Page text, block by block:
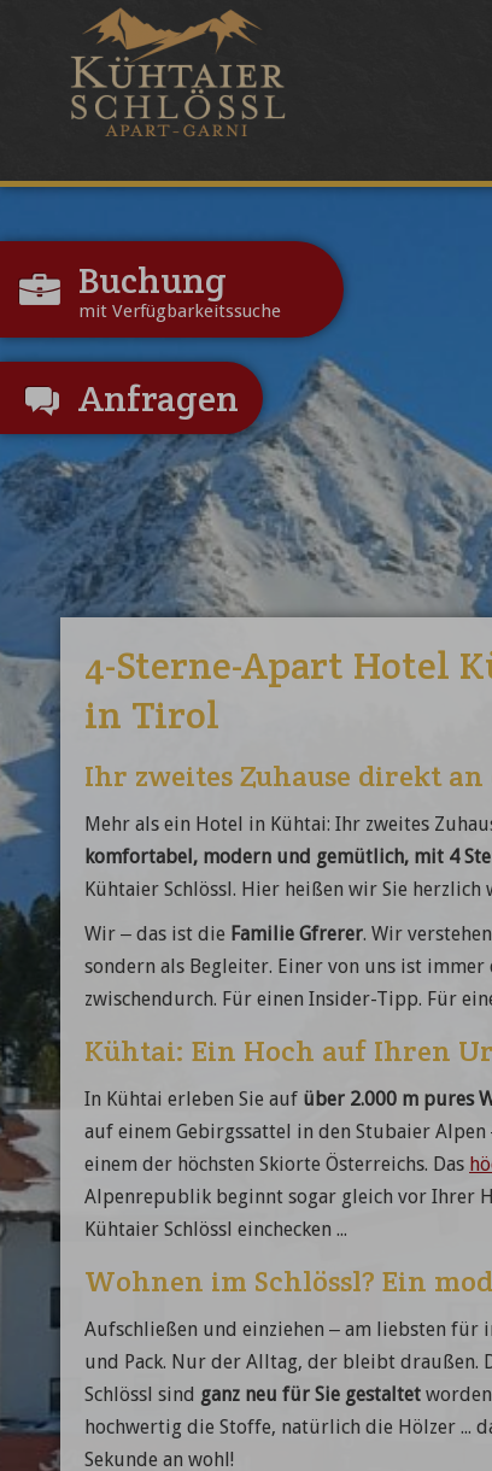
Buchung
mit Verfügbarkeitssuche
Anfragen
4-Sterne-Apart Hotel
in Tirol
Ihr zweites Zuhause direkt an
Mehr als ein Hotel in Kühtai: Ihr zweites
komfortabel, modern und gemütlich, mit 4
Kühtaier Schlössl. Hier heißen wir Sie herzlich
Wir – das ist die Familie Gfrerer. Wir
sondern als Begleiter. Einer von uns ist immer
zwischendurch. Für einen Insider-Tipp. Für
Kühtai: Ein Hoch auf Ihren
In Kühtai erleben Sie auf über 2.000 m pures
auf einem Gebirgssattel in den Stubaier
einem der höchsten Skiorte Österreichs. Das
Alpenrepublik beginnt sogar gleich vor Ihrer
Kühtaier Schlössl einchecken ...
Wohnen im Schlössl? Ein
Aufschließen und einziehen – am liebsten für
und Pack. Nur der Alltag, der bleibt draußen.
Schlössl sind ganz neu für Sie gestaltet
hochwertig die Stoffe, natürlich die Hölzer ...
Sekunde an wohl!